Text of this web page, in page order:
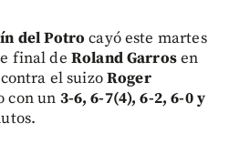
del Potro cayó este martes
final de Roland Garrosen
el suizoRoger
con un 3-6, 6-7(4), 6-2, 6-0 y